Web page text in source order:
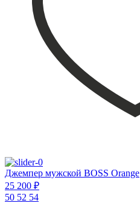
Джемпер мужской BOSS Orange
25 200 ₽
50 52 54